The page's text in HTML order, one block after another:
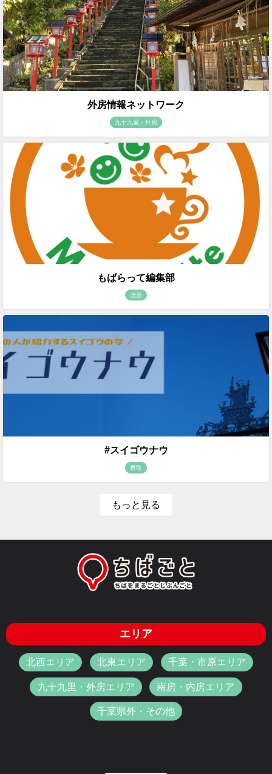
外房情報ネットワーク
九十九里・外房
もばらって編集部
茂原
#スイゴウナウ
香取
もっと見る
エリア
北西エリア 北東エリア 千葉・市原エリア
九十九里・外房エリア 南房・内房エリア
千葉県外・その他